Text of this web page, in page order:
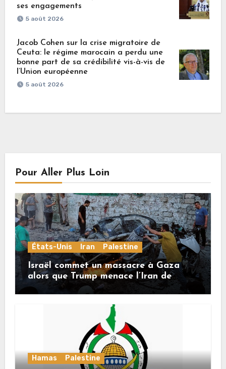
ses engagements
5 août 2026
Jacob Cohen sur la crise migratoire de
Ceuta: le régime marocain a perdu une
bonne part de sa crédibilité vis-à-vis de
l’Union européenne
5 août 2026
Pour Aller Plus Loin
États-Unis Iran Palestine
Israël commet un massacre à Gaza
alors que Trump menace l’Iran de
«décapitation»
Hamas Palestine